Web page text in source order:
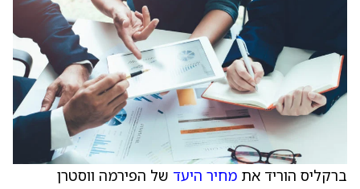
ברקליס הוריד את מחיר היעד של הפירמה ווסטרן